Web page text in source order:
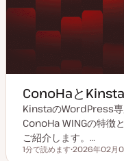
ConoHaと
KinstaのWordPress専
ConoHa WINGの特徴
ご紹介します。…
読むのにかかる時間
1分で読めます 2026年02月